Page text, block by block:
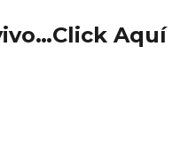
Aquí